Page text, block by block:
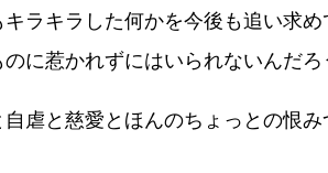
キラキラした何かを今後も追い求
に惹かれずにはいられないんだろ
虐と慈愛とほんのちょっとの恨